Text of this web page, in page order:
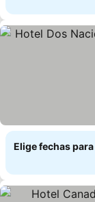
Elige fechas